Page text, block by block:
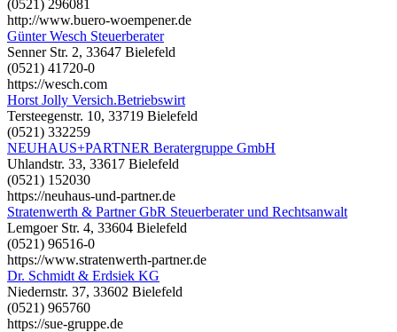
(0521) 296081
http://www.buero-woempener.de
Günter Wesch Steuerberater
Senner Str. 2, 33647 Bielefeld
(0521) 41720-0
https://wesch.com
Horst Jolly Versich.Betriebswirt
Tersteegenstr. 10, 33719 Bielefeld
(0521) 332259
NEUHAUS+PARTNER Beratergruppe GmbH
Uhlandstr. 33, 33617 Bielefeld
(0521) 152030
https://neuhaus-und-partner.de
Stratenwerth & Partner GbR Steuerberater und Rechtsanwalt
Lemgoer Str. 4, 33604 Bielefeld
(0521) 96516-0
https://www.stratenwerth-partner.de
Dr. Schmidt & Erdsiek KG
Niedernstr. 37, 33602 Bielefeld
(0521) 965760
https://sue-gruppe.de